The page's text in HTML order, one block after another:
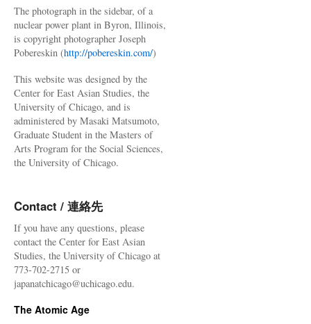
The photograph in the sidebar, of a
nuclear power plant in Byron, Illinois,
is copyright photographer Joseph
Pobereskin (http://pobereskin.com/)
This website was designed by the
Center for East Asian Studies, the
University of Chicago, and is
administered by Masaki Matsumoto,
Graduate Student in the Masters of
Arts Program for the Social Sciences,
the University of Chicago.
Contact / 連絡先
If you have any questions, please
contact the Center for East Asian
Studies, the University of Chicago at
773-702-2715 or
japanatchicago@uchicago.edu.
The Atomic Age